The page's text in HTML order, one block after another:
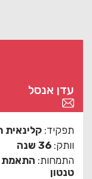
עדן אנסל
תפקיד: קלינאית
וותק: 36 שנה
התמחות: התאמת
טנטון